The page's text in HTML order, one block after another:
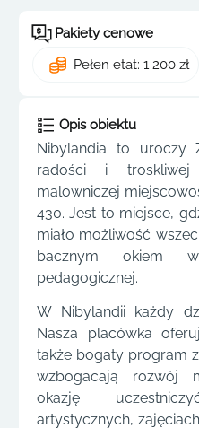
Pakiety cenowe
Pełen etat: 1 200 zł
Opis obiektu
Nibylandia to uroczy
radości i
malowniczej
430. Jest to miejsce,
miało możliwość
bacznym okiem
pedagogicznej.
W Nibylandii każdy
Nasza placówka
także bogaty program
wzbogacają rozwój
okazję
artystycznych,